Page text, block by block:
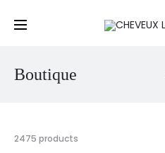
Boutique
2475 products